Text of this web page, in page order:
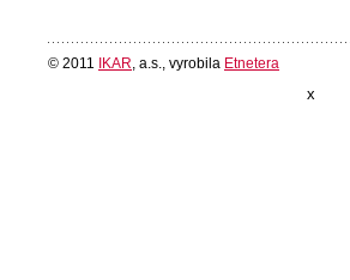
© 2011 IKAR , a.s., vyrobila Etnetera
x